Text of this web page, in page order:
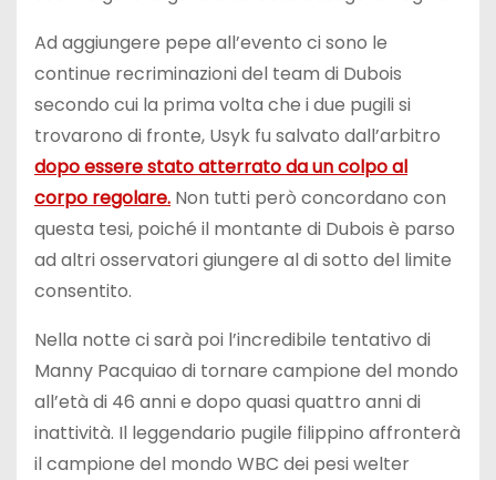
Ad aggiungere pepe all’evento ci sono le
continue recriminazioni del team di Dubois
secondo cui la prima volta che i due pugili si
trovarono di fronte, Usyk fu salvato dall’arbitro
dopo essere stato atterrato da un colpo al
corpo regolare. Non tutti però concordano con
questa tesi, poiché il montante di Dubois è parso
ad altri osservatori giungere al di sotto del limite
consentito.
Nella notte ci sarà poi l’incredibile tentativo di
Manny Pacquiao di tornare campione del mondo
all’età di 46 anni e dopo quasi quattro anni di
inattività. Il leggendario pugile filippino affronterà
il campione del mondo WBC dei pesi welter